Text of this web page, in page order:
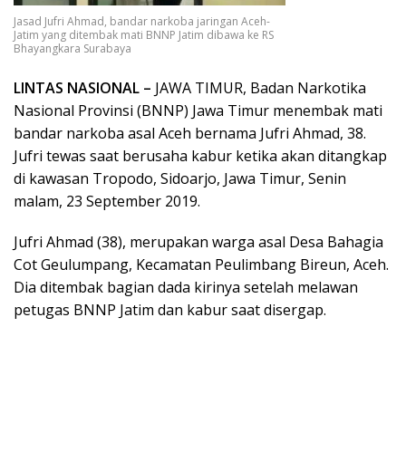
Jasad Jufri Ahmad, bandar narkoba jaringan Aceh-
Jatim yang ditembak mati BNNP Jatim dibawa ke RS
Bhayangkara Surabaya
LINTAS NASIONAL – JAWA TIMUR, Badan Narkotika
Nasional Provinsi (BNNP) Jawa Timur menembak mati
bandar narkoba asal Aceh bernama Jufri Ahmad, 38.
Jufri tewas saat berusaha kabur ketika akan ditangkap
di kawasan Tropodo, Sidoarjo, Jawa Timur, Senin
malam, 23 September 2019.
Jufri Ahmad (38), merupakan warga asal Desa Bahagia
Cot Geulumpang, Kecamatan Peulimbang Bireun, Aceh.
Dia ditembak bagian dada kirinya setelah melawan
petugas BNNP Jatim dan kabur saat disergap.